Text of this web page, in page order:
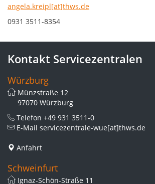
angela.kreipl[at]thws.de
0931 3511-8354
Kontakt Servicezentralen
Würzburg
Münzstraße 12
97070 Würzburg
Telefon +49 931 3511-0
E-Mail servicezentrale-wue[at]thws.de
Anfahrt
Schweinfurt
Ignaz-Schön-Straße 11